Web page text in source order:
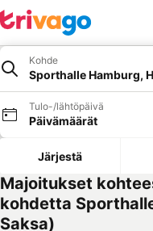
Kohde
Sporthalle Hamburg,
Tulo-/lähtöpäivä
Päivämäärät
Järjestä
Majoitukset
kohdetta
Saksa)